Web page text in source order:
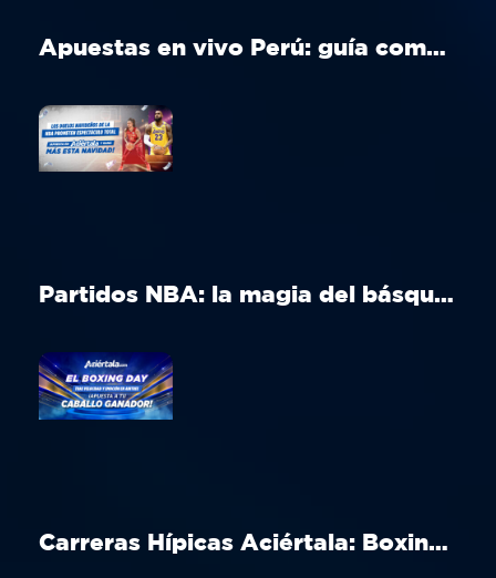
Apuestas en vivo Perú: guía completa para apostar en tiempo real
Partidos NBA: la magia del básquet en Navidad
Carreras Hípicas Aciértala: Boxing Day en Aintree